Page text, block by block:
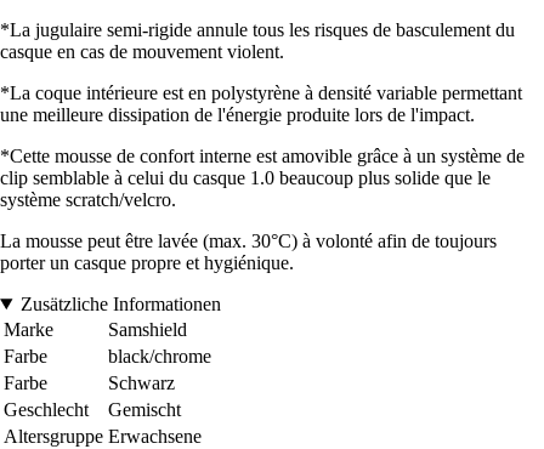
*La jugulaire semi-rigide annule tous les risques de basculement du
casque en cas de mouvement violent.
*La coque intérieure est en polystyrène à densité variable permettant
une meilleure dissipation de l'énergie produite lors de l'impact.
*Cette mousse de confort interne est amovible grâce à un système de
clip semblable à celui du casque 1.0 beaucoup plus solide que le
système scratch/velcro.
La mousse peut être lavée (max. 30°C) à volonté afin de toujours
porter un casque propre et hygiénique.
Zusätzliche Informationen
Marke
Samshield
Farbe
black/chrome
Farbe
Schwarz
Geschlecht
Gemischt
Altersgruppe Erwachsene